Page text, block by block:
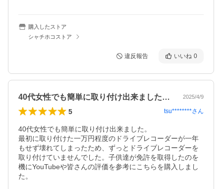
購入したストア
シャチホコストア
違反報告 いいね 0
40代女性でも簡単に取り付け出来ました… 2025/4/9
5 tsu********さん
40代女性でも簡単に取り付け出来ました。
最初に取り付けた一万円程度のドライブレコーダーが一年
もせず壊れてしまったため、ずっとドライブレコーダーを
取り付けていませんでした。子供達が免許を取得したのを
機にYouTubeや皆さんの評価を参考にこちらを購入しまし
た。